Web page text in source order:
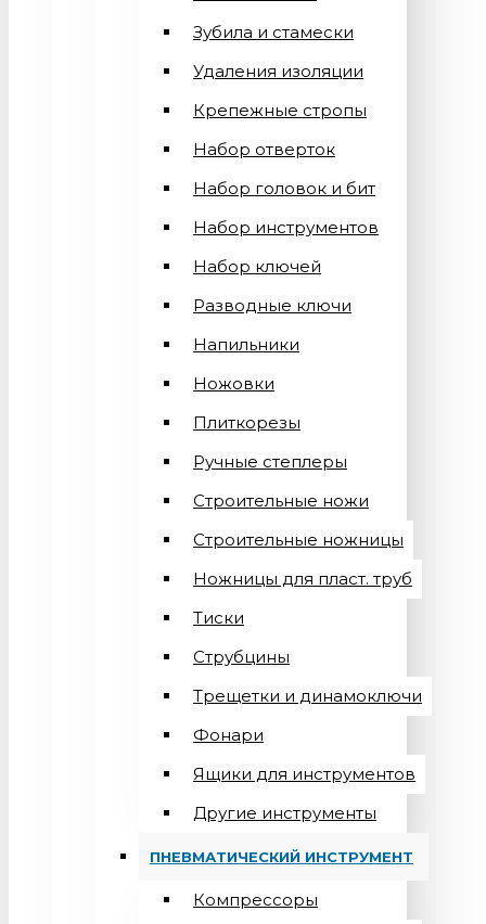
Зубила и стамески
Удаления изоляции
Крепежные стропы
Набор отверток
Набор головок и бит
Набор инструментов
Набор ключей
Разводные ключи
Напильники
Ножовки
Плиткорезы
Ручные степлеры
Строительные ножи
Строительные ножницы
Ножницы для пласт. труб
Тиски
Струбцины
Трещетки и динамоключи
Фонари
Ящики для инструментов
Другие инструменты
ПНЕВМАТИЧЕСКИЙ ИНСТРУМЕНТ
Компрессоры